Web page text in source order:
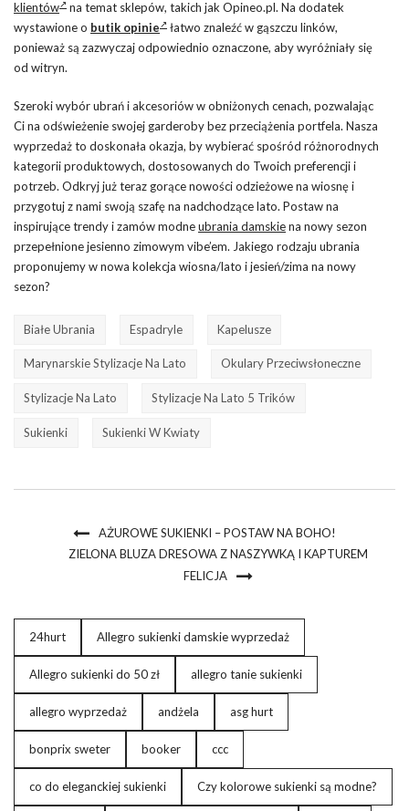
klientów
na temat sklepów, takich jak Opineo.pl. Na dodatek
wystawione o butik opinie
łatwo znaleźć w gąszczu linków,
ponieważ są zazwyczaj odpowiednio oznaczone, aby wyróżniały się
od witryn.
Szeroki wybór ubrań i akcesoriów w obniżonych cenach, pozwalając
Ci na odświeżenie swojej garderoby bez przeciążenia portfela. Nasza
wyprzedaż to doskonała okazja, by wybierać spośród różnorodnych
kategorii produktowych, dostosowanych do Twoich preferencji i
potrzeb. Odkryj już teraz gorące nowości odzieżowe na wiosnę i
przygotuj z nami swoją szafę na nadchodzące lato. Postaw na
inspirujące trendy i zamów modneubrania damskiena nowy sezon
przepełnione jesienno zimowym vibe’em. Jakiego rodzaju ubrania
proponujemy w nowa kolekcja wiosna/lato i jesień/zima na nowy
sezon?
Białe Ubrania Espadryle Kapelusze
Marynarskie Stylizacje Na Lato Okulary Przeciwsłoneczne
Stylizacje Na Lato Stylizacje Na Lato 5 Trików
Sukienki Sukienki W Kwiaty
AŻUROWE SUKIENKI – POSTAW NA BOHO!
ZIELONA BLUZA DRESOWA Z NASZYWKĄ I KAPTUREM
FELICJA
24hurt Allegro sukienki damskie wyprzedaż
Allegro sukienki do 50 zł allegro tanie sukienki
allegro wyprzedaż andżela asg hurt
bonprix sweter booker ccc
co do eleganckiej sukienki Czy kolorowe sukienki są modne?